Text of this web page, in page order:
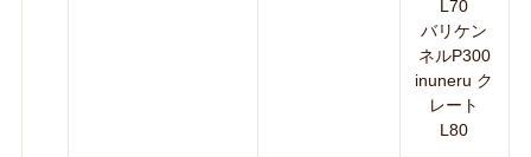
L70
バリケン
ネルP300
inuneru ク
レート
L80